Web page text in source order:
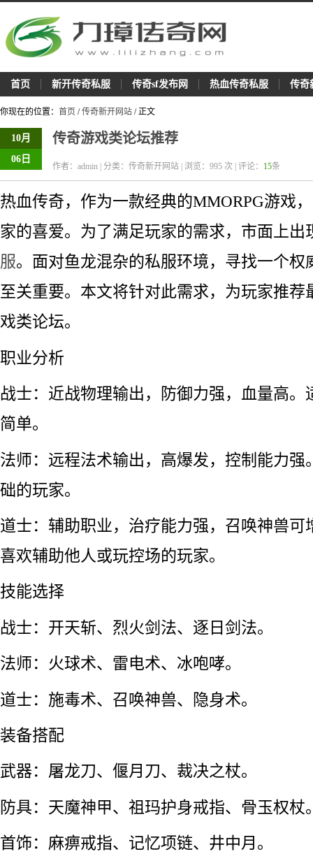
首页 新开传奇私服 传奇sf发布网 热血传奇私服 传奇
你现在的位置： 首页 /传奇新开网站 / 正文
10月
06日
传奇游戏类论坛推荐
作者：admin | 分类：传奇新开网站 | 浏览： 995 次 | 评论： 15条
热血传奇，作为一款经典的MMORPG游戏
家的喜爱。为了满足玩家的需求，市面上出
服。面对鱼龙混杂的私服环境，寻找一个权
至关重要。本文将针对此需求，为玩家推荐
戏类论坛。
职业分析
战士：近战物理输出，防御力强，血量高。
简单。
法师：远程法术输出，高爆发，控制能力强
础的玩家。
道士：辅助职业，治疗能力强，召唤神兽可
喜欢辅助他人或玩控场的玩家。
技能选择
战士：开天斩、烈火剑法、逐日剑法。
法师：火球术、雷电术、冰咆哮。
道士：施毒术、召唤神兽、隐身术。
装备搭配
武器：屠龙刀、偃月刀、裁决之杖。
防具：天魔神甲、祖玛护身戒指、骨玉权杖
首饰：麻痹戒指、记忆项链、井中月。